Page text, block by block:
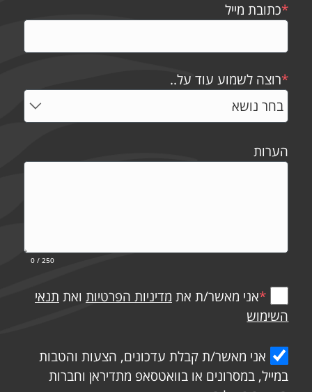
*כתובת מייל
*רוצה לשמוע עוד על..
הערות
0 / 250
*אני מאשר/ת את מדיניות הפרטיות ואת תנאי
השימוש
אני מאשר/ת קבלת עדכונים, הצעות והטבות
במייל, במסרונים או בוואטסאפ מתדיראן וחברות